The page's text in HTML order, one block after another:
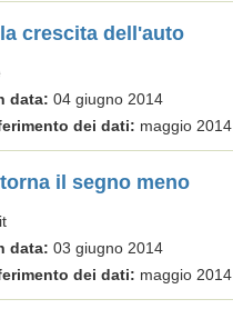
crescita dell'auto
data: 04 giugno 2014
dei dati: maggio 2014
il segno meno
data: 03 giugno 2014
dei dati: maggio 2014